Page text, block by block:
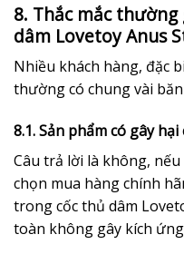
8. Thắc mắc
dâm Lovetoy Anus
Nhiều khách hàng, đặc
thường có chung vài
8.1. Sản phẩm có gây
Câu trả lời là không,
chọn mua hàng chính
trong cốc thủ dâm
toàn không gây kích